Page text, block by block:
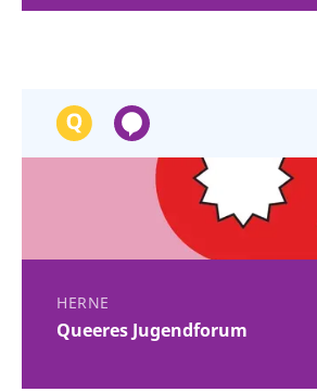
HERNE
Queeres Jugendforum